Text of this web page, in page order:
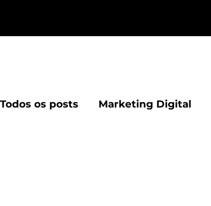
Todos os posts Marketing Digital